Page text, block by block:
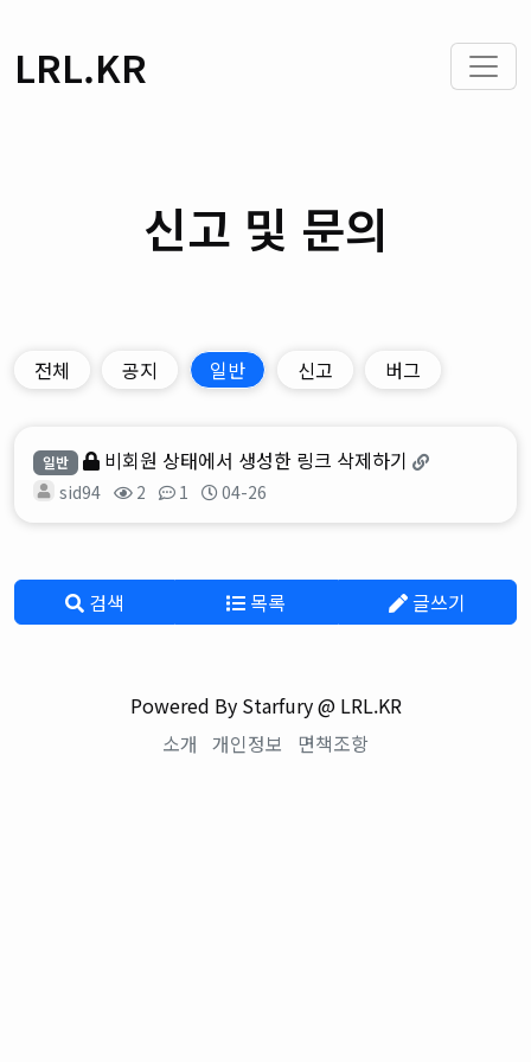
LRL.KR
신고 및 문의
전체 공지 일반 신고 버그
일반 비회원 상태에서 생성한 링크 삭제하기
sid94 2 1 04-26
검색 목록 글쓰기
Powered By Starfury @ LRL.KR
소개 개인정보 면책조항